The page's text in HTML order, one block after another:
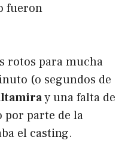
fueron
rotos para mucha
(o segundos de
y una falta de
por parte de la
el casting.